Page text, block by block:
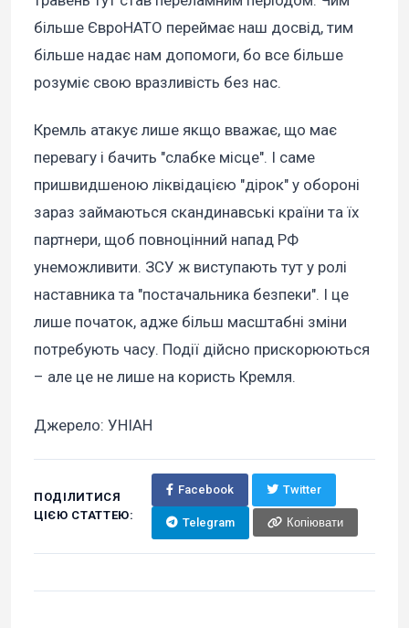
більше ЄвроНАТО переймає наш досвід, тим
більше надає нам допомоги, бо все більше
розуміє свою вразливість без нас.
Кремль атакує лише якщо вважає, що має
перевагу і бачить "слабке місце". І саме
пришвидшеною ліквідацією "дірок" у обороні
зараз займаються скандинавські країни та їх
партнери, щоб повноцінний напад РФ
унеможливити. ЗСУ ж виступають тут у ролі
наставника та "постачальника безпеки". І це
лише початок, адже більш масштабні зміни
потребують часу. Події дійсно прискорюються
– але це не лише на користь Кремля.
Джерело: УНІАН
ПОДІЛИТИСЯ
ЦІЄЮ СТАТТЕЮ:
Facebook Twitter
Telegram Копіювати